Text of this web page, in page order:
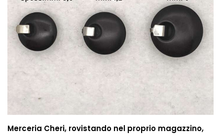
Merceria Cheri, rovistando nel proprio magazzino,